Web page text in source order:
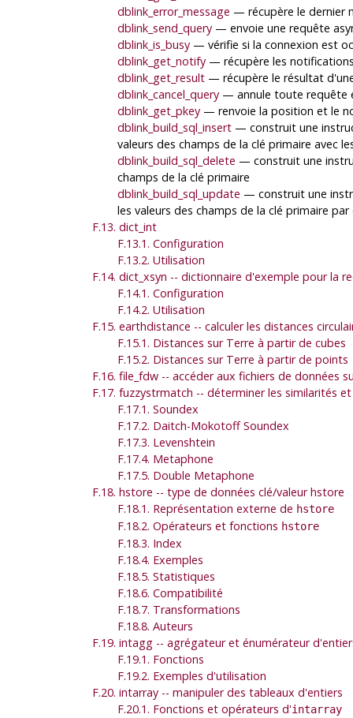
dblink_error_message — récupère le dernier
dblink_send_query— envoie une requête
dblink_is_busy— vérifie si la connexion est
dblink_get_notify— récupère les
dblink_get_result— récupère le résultat
dblink_cancel_query— annule toute requête
dblink_get_pkey— renvoie la position et le
dblink_build_sql_insert— construit une
valeurs des champs de la clé primaire avec
dblink_build_sql_delete — construit une
champs de la clé primaire
dblink_build_sql_update — construit une
les valeurs des champs de la clé primaire par
F.13. dict_int
F.13.1. Configuration
F.13.2. Utilisation
F.14. dict_xsyn -- dictionnaire d'exemple pour la
F.14.1. Configuration
F.14.2. Utilisation
F.15. earthdistance -- calculer les distances
F.15.1. Distances sur Terre à partir de cubes
F.15.2. Distances sur Terre à partir de points
F.16. file_fdw -- accéder aux fichiers de données
F.17. fuzzystrmatch -- déterminer les similarités
F.17.1. Soundex
F.17.2. Daitch-Mokotoff Soundex
F.17.3. Levenshtein
F.17.4. Metaphone
F.17.5. Double Metaphone
F.18. hstore -- type de données clé/valeur hstore
F.18.1. Représentation externe de hstore
F.18.2. Opérateurs et fonctions hstore
F.18.3. Index
F.18.4. Exemples
F.18.5. Statistiques
F.18.6. Compatibilité
F.18.7. Transformations
F.18.8. Auteurs
F.19. intagg -- agrégateur et énumérateur
F.19.1. Fonctions
F.19.2. Exemples d'utilisation
F.20. intarray -- manipuler des tableaux d'entiers
F.20.1. Fonctions et opérateurs d'intarray